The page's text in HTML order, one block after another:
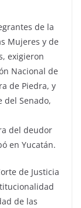
de la
Mujeres y de
exigieron
Nacional de
de Piedra, y
del Senado,
del deudor
en Yucatán.
de Justicia
de las